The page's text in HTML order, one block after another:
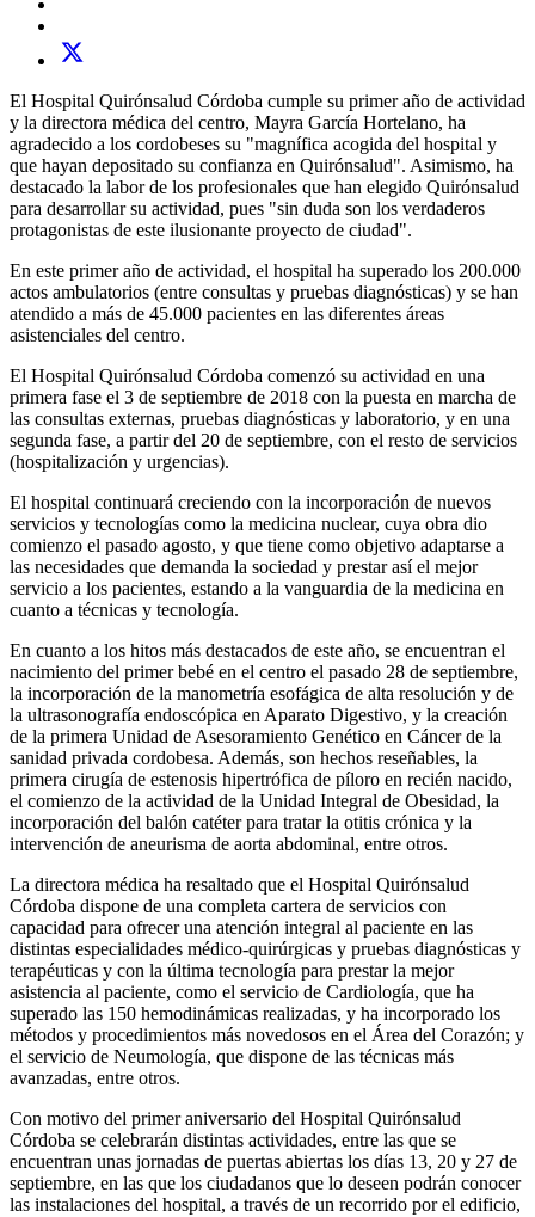
El Hospital Quirónsalud Córdoba cumple su primer año de actividad
y la directora médica del centro, Mayra García Hortelano, ha
agradecido a los cordobeses su "magnífica acogida del hospital y
que hayan depositado su confianza en Quirónsalud". Asimismo, ha
destacado la labor de los profesionales que han elegido Quirónsalud
para desarrollar su actividad, pues "sin duda son los verdaderos
protagonistas de este ilusionante proyecto de ciudad".
En este primer año de actividad, el hospital ha superado los 200.000
actos ambulatorios (entre consultas y pruebas diagnósticas) y se han
atendido a más de 45.000 pacientes en las diferentes áreas
asistenciales del centro.
El Hospital Quirónsalud Córdoba comenzó su actividad en una
primera fase el 3 de septiembre de 2018 con la puesta en marcha de
las consultas externas, pruebas diagnósticas y laboratorio, y en una
segunda fase, a partir del 20 de septiembre, con el resto de servicios
(hospitalización y urgencias).
El hospital continuará creciendo con la incorporación de nuevos
servicios y tecnologías como la medicina nuclear, cuya obra dio
comienzo el pasado agosto, y que tiene como objetivo adaptarse a
las necesidades que demanda la sociedad y prestar así el mejor
servicio a los pacientes, estando a la vanguardia de la medicina en
cuanto a técnicas y tecnología.
En cuanto a los hitos más destacados de este año, se encuentran el
nacimiento del primer bebé en el centro el pasado 28 de septiembre,
la incorporación de la manometría esofágica de alta resolución y de
la ultrasonografía endoscópica en Aparato Digestivo, y la creación
de la primera Unidad de Asesoramiento Genético en Cáncer de la
sanidad privada cordobesa. Además, son hechos reseñables, la
primera cirugía de estenosis hipertrófica de píloro en recién nacido,
el comienzo de la actividad de la Unidad Integral de Obesidad, la
incorporación del balón catéter para tratar la otitis crónica y la
intervención de aneurisma de aorta abdominal, entre otros.
La directora médica ha resaltado que el Hospital Quirónsalud
Córdoba dispone de una completa cartera de servicios con
capacidad para ofrecer una atención integral al paciente en las
distintas especialidades médico-quirúrgicas y pruebas diagnósticas y
terapéuticas y con la última tecnología para prestar la mejor
asistencia al paciente, como el servicio de Cardiología, que ha
superado las 150 hemodinámicas realizadas, y ha incorporado los
métodos y procedimientos más novedosos en el Área del Corazón; y
el servicio de Neumología, que dispone de las técnicas más
avanzadas, entre otros.
Con motivo del primer aniversario del Hospital Quirónsalud
Córdoba se celebrarán distintas actividades, entre las que se
encuentran unas jornadas de puertas abiertas los días 13, 20 y 27 de
septiembre, en las que los ciudadanos que lo deseen podrán conocer
las instalaciones del hospital, a través de un recorrido por el edificio,